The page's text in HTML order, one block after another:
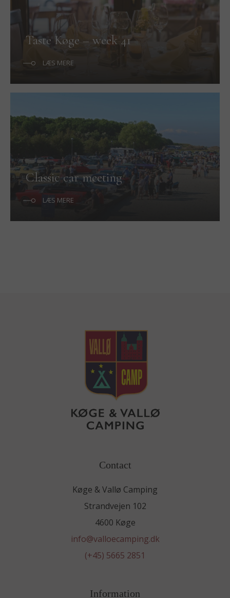
Taste Køge – week 41
LÆS MERE
Classic car meeting
LÆS MERE
Contact
Køge & Vallø Camping
Strandvejen 102
4600 Køge
info@valloecamping.dk
(+45) 5665 2851
Information